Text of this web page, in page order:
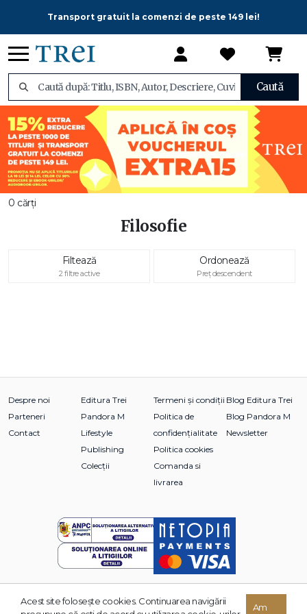
Transport gratuit la comenzi de peste 149 lei!
Caută
0 cărți
Filosofie
Filtează
2 filtre active
Ordonează
Preț descendent
Despre noi
Parteneri
Contact
Editura Trei
Pandora M
Lifestyle
Publishing
Colecții
Termeni și condiții
Politica de
confidențialitate
Politica cookies
Comanda si
livrarea
Blog Editura Trei
Blog Pandora M
Newsletter
© 2026 Grupul Editorial TREI. Toate drepturile rezervate.
Acest site foloseşte cookies. Continuarea navigării
Am